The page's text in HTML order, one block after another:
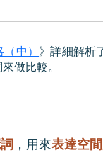
中） 》詳細解析
做比較。
，用來表達空